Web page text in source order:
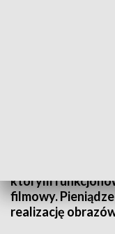
którym
filmowy.
realizację